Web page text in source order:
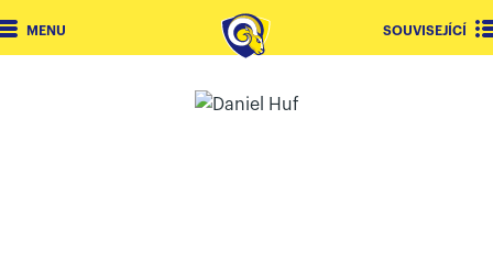
MENU SOUVISEJÍCÍ